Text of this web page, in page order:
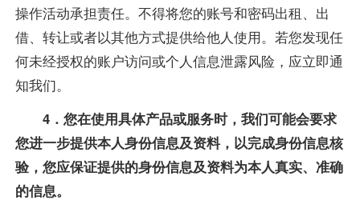
操作活动承担责任。不得将您的账号和密码出租、出
借、转让或者以其他方式提供给他人使用。若您发现任
何未经授权的账户访问或个人信息泄露风险，应立即通
知我们。
4．您在使用具体产品或服务时，我们可能会要求
您进一步提供本人身份信息及资料，以完成身份信息核
验，您应保证提供的身份信息及资料为本人真实、准确
的信息。